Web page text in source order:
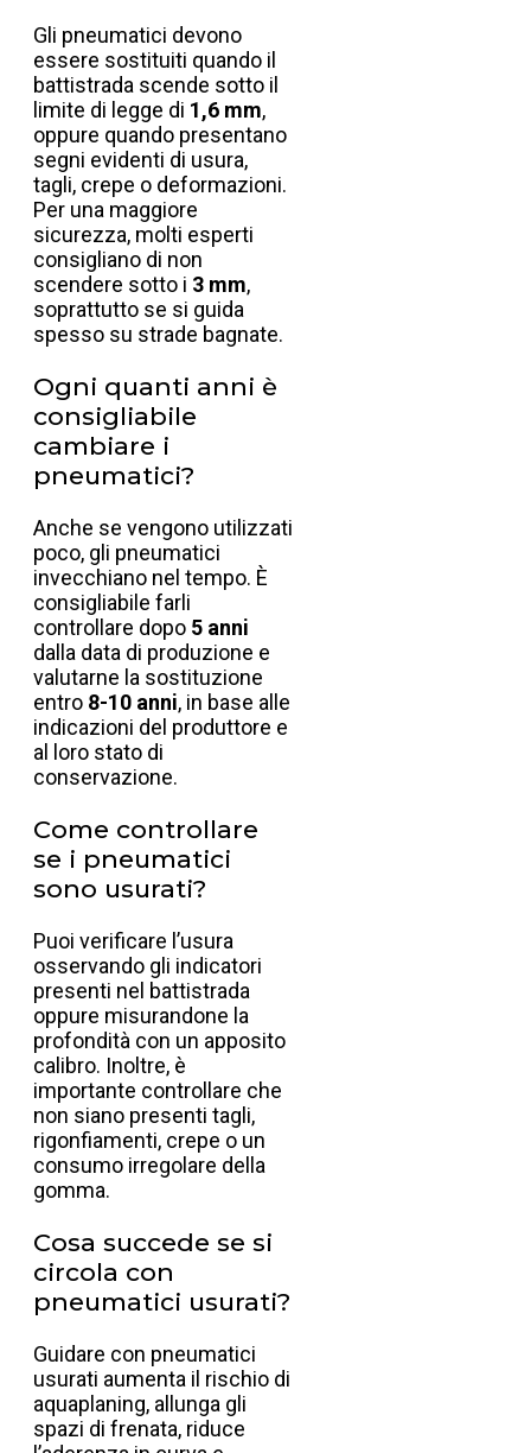
Gli pneumatici devono
essere sostituiti quando il
battistrada scende sotto il
limite di legge di 1,6 mm,
oppure quando presentano
segni evidenti di usura,
tagli, crepe o deformazioni.
Per una maggiore
sicurezza, molti esperti
consigliano di non
scendere sotto i 3 mm,
soprattutto se si guida
spesso su strade bagnate.
Ogni quanti anni è
consigliabile
cambiare i
pneumatici?
Anche se vengono utilizzati
poco, gli pneumatici
invecchiano nel tempo. È
consigliabile farli
controllare dopo 5 anni
dalla data di produzione e
valutarne la sostituzione
entro 8-10 anni, in base alle
indicazioni del produttore e
al loro stato di
conservazione.
Come controllare
se i pneumatici
sono usurati?
Puoi verificare l’usura
osservando gli indicatori
presenti nel battistrada
oppure misurandone la
profondità con un apposito
calibro. Inoltre, è
importante controllare che
non siano presenti tagli,
rigonfiamenti, crepe o un
consumo irregolare della
gomma.
Cosa succede se si
circola con
pneumatici usurati?
Guidare con pneumatici
usurati aumenta il rischio di
aquaplaning, allunga gli
spazi di frenata, riduce